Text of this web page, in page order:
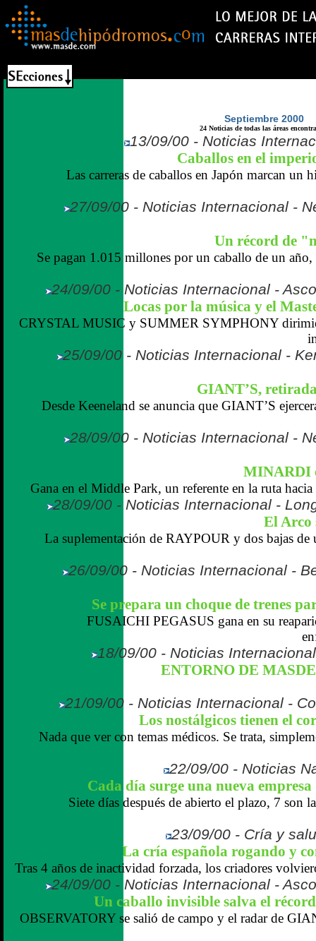
Septiembre 2000
24 Noticias de todas las áreas
13/09/00 - Noticias
Caballos en el
Las carreras de caballos en Japón marcan un
27/09/00 - Noticias Internacional -
Un récord de
Se pagan 1.015 millones por un caballo de un año,
24/09/00 - Noticias Internacional -
Locas por la música y el
CRYSTAL MUSIC y SUMMER SYMPHONY
25/09/00 - Noticias Internacional -
GIANT’S,
Desde Keeneland se anuncia que GIANT’S
28/09/00 - Noticias Internacional -
MINARDI
Gana en el Middle Park, un referente en la ruta
28/09/00 - Noticias Internacional -
El Arco
La suplementación de RAYPOUR y dos bajas de
26/09/00 - Noticias Internacional -
Se prepara un choque de trenes
FUSAICHI PEGASUS gana en su
18/09/00 - Noticias
ENTORNO DE
21/09/00 - Noticias Internacional -
Los nostálgicos tienen el
Nada que ver con temas médicos. Se trata,
22/09/00 - Noticias
Cada día surge una nueva empresa
Siete días después de abierto el plazo, 7 son
23/09/00 - Cría y
La cría española rogando y
Tras 4 años de inactividad forzada, los criadores
24/09/00 - Noticias Internacional -
Un caballo invisible salva el
OBSERVATORY se salió de campo y el radar de